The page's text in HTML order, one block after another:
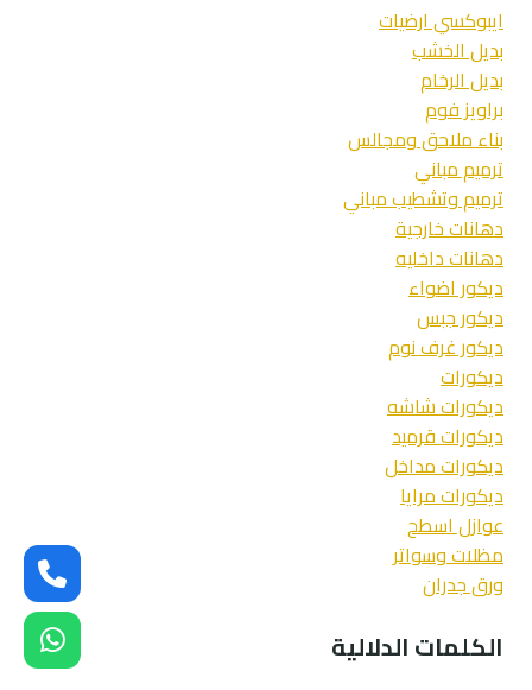
الخارجيايبوكسي ارضيات
بديل الخشب
بديل الرخام
براويز فوم
بناء ملاحق ومجالس
ترميم مباني
ترميم وتشطيب مباني
دهانات خارجية
دهانات داخليه
ديكور اضواء
ديكور جبس
ديكور غرف نوم
ديكورات
ديكورات شاشه
ديكورات قرميد
ديكورات مداخل
ديكورات مرايا
عوازل اسطح
مظلات وسواتر
ورق جدران
الكلمات الدلالية